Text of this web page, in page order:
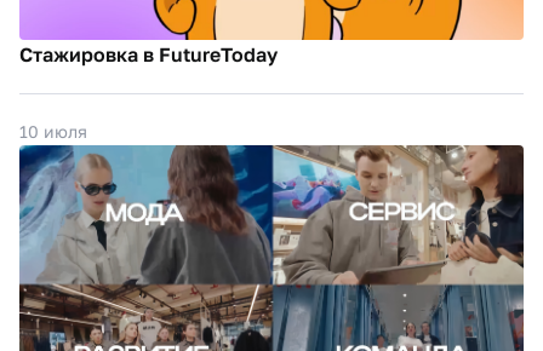
Стажировка в FutureToday
10 июля